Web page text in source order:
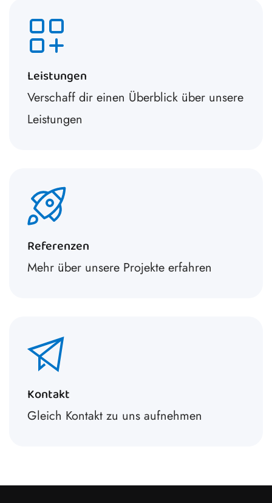
Leistungen
Verschaff dir einen Überblick über unsere
Leistungen
Referenzen
Mehr über unsere Projekte erfahren
Kontakt
Gleich Kontakt zu uns aufnehmen